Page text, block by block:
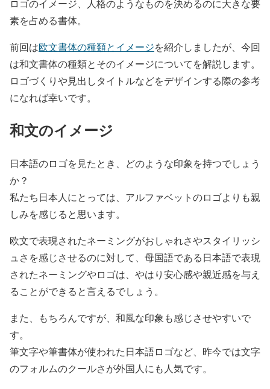
ロゴのイメージ、人格のようなものを決めるのに大きな要
素を占める書体。
前回は欧文書体の種類とイメージを紹介しましたが、今回
は和文書体の種類とそのイメージについてを解説します。
ロゴづくりや見出しタイトルなどをデザインする際の参考
になれば幸いです。
和文のイメージ
日本語のロゴを見たとき、どのような印象を持つでしょう
か？
私たち日本人にとっては、アルファベットのロゴよりも親
しみを感じると思います。
欧文で表現されたネーミングがおしゃれさやスタイリッシ
ュさを感じさせるのに対して、母国語である日本語で表現
されたネーミングやロゴは、やはり安心感や親近感を与え
ることができると言えるでしょう。
また、もちろんですが、和風な印象も感じさせやすいで
す。
筆文字や筆書体が使われた日本語ロゴなど、昨今では文字
のフォルムのクールさが外国人にも人気です。